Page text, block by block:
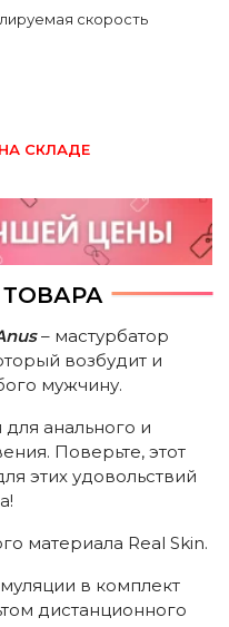
скорость
СКЛАДЕ
– мастурбатор
возбудит и
мужчину.
анального и
Поверьте, этот
этих удовольствий
материала Real Skin.
в комплект
дистанционного